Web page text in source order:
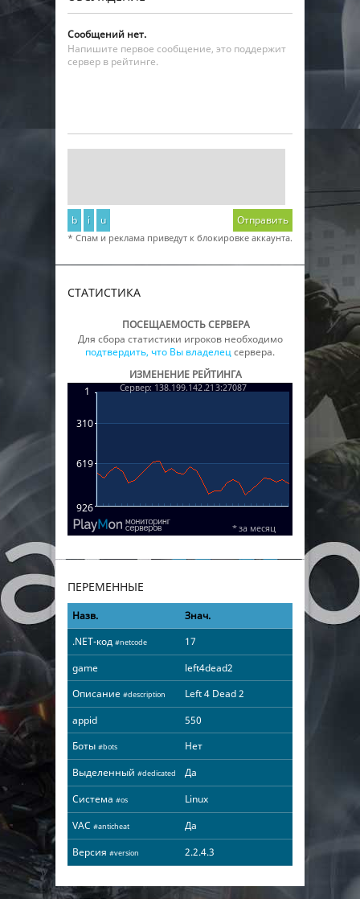
Сообщений нет.
Напишите первое сообщение, это поддержит
сервер в рейтинге.
b i u Отправить
* Спам и реклама приведут к блокировке аккаунта.
СТАТИСТИКА
ПОСЕЩАЕМОСТЬ СЕРВЕРА
Для сбора статистики игроков необходимо
подтвердить, что Вы владелецсервера.
ИЗМЕНЕНИЕ РЕЙТИНГА
ПЕРЕМЕННЫЕ
Назв.
Знач.
.NET-код #netcode
17
game
left4dead2
Описание #description
Left 4 Dead 2
appid
550
Боты #bots
Нет
Выделенный #dedicated
Да
Система #os
Linux
VAC #anticheat
Да
Версия #version 2.2.4.3